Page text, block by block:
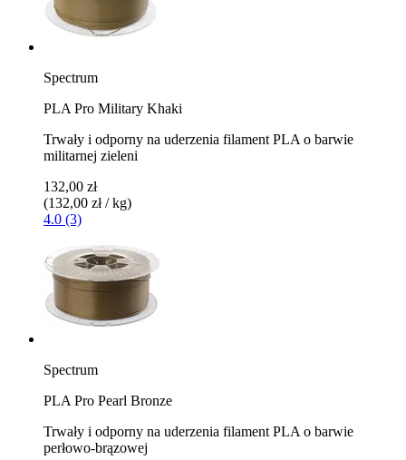
Spectrum
PLA Pro Military Khaki
Trwały i odporny na uderzenia filament PLA o barwie
militarnej zieleni
132,00 zł
(132,00 zł / kg)
4.0 (3)
Spectrum
PLA Pro Pearl Bronze
Trwały i odporny na uderzenia filament PLA o barwie
perłowo-brązowej